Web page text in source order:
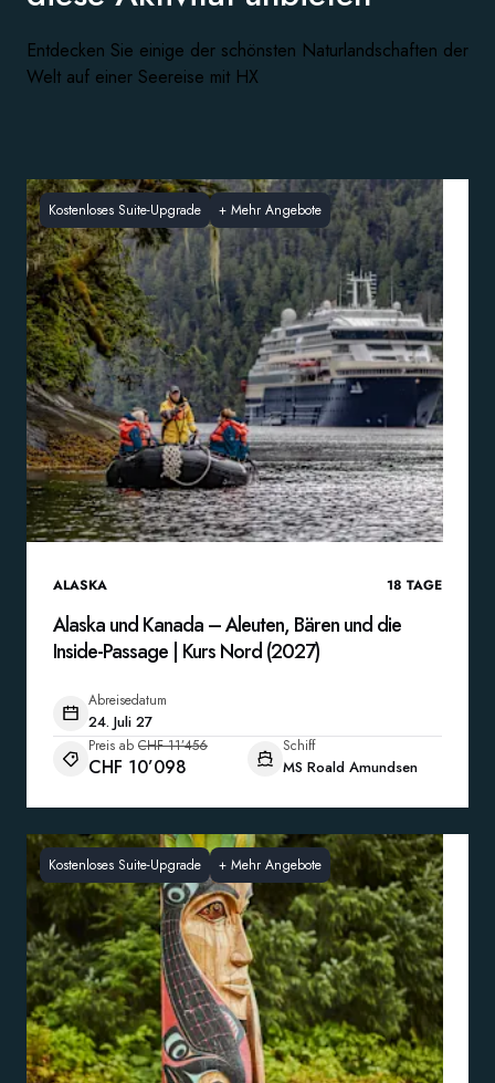
Entdecken Sie einige der schönsten Naturlandschaften der
Welt auf einer Seereise mit HX
Kostenloses Suite-Upgrade + Mehr Angebote
ALASKA 18 TAGE
Alaska und Kanada – Aleuten, Bären und die
Inside-Passage | Kurs Nord (2027)
Abreisedatum
24. Juli 27
Preis ab CHF 11’456
CHF 10’098
Schiff
MS Roald Amundsen
Kostenloses Suite-Upgrade + Mehr Angebote